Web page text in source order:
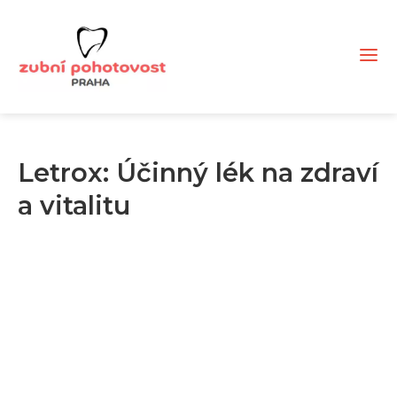
Letrox: Účinný lék na zdraví
a vitalitu